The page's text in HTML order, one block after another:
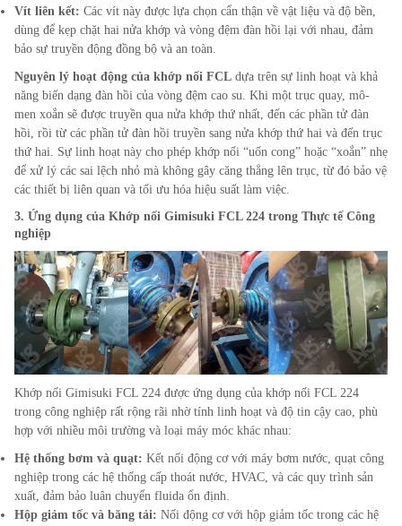
Vít liên kết: Các vít này được lựa chọn cẩn thận về vật liệu và độ bền,
dùng để kẹp chặt hai nửa khớp và vòng đệm đàn hồi lại với nhau, đảm
bảo sự truyền động đồng bộ và an toàn.
Nguyên lý hoạt động của khớp nối FCL dựa trên sự linh hoạt và khả
năng biến dạng đàn hồi của vòng đệm cao su. Khi một trục quay, mô-
men xoắn sẽ được truyền qua nửa khớp thứ nhất, đến các phần tử đàn
hồi, rồi từ các phần tử đàn hồi truyền sang nửa khớp thứ hai và đến trục
thứ hai. Sự linh hoạt này cho phép khớp nối “uốn cong” hoặc “xoắn” nhẹ
để xử lý các sai lệch nhỏ mà không gây căng thẳng lên trục, từ đó bảo vệ
các thiết bị liên quan và tối ưu hóa hiệu suất làm việc.
3. Ứng dụng của Khớp nối Gimisuki FCL 224 trong Thực tế Công
nghiệp
Khớp nối Gimisuki FCL 224 được ứng dụng của khớp nối FCL 224
trong công nghiệp rất rộng rãi nhờ tính linh hoạt và độ tin cậy cao, phù
hợp với nhiều môi trường và loại máy móc khác nhau:
Hệ thống bơm và quạt: Kết nối động cơ với máy bơm nước, quạt công
nghiệp trong các hệ thống cấp thoát nước, HVAC, và các quy trình sản
xuất, đảm bảo luân chuyển fluida ổn định.
Hộp giảm tốc và băng tải: Nối động cơ với hộp giảm tốc trong các hệ